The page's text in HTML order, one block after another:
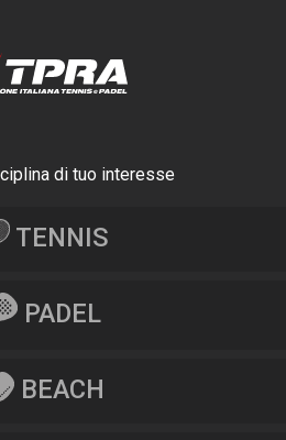
di tuo interesse
TENNIS
PADEL
BEACH